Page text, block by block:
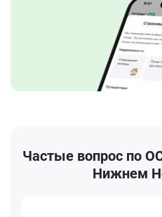
Частые вопрос по
Нижнем